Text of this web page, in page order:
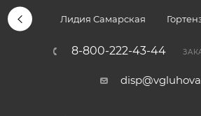
Лидия Самарская
8-800-222-43-44